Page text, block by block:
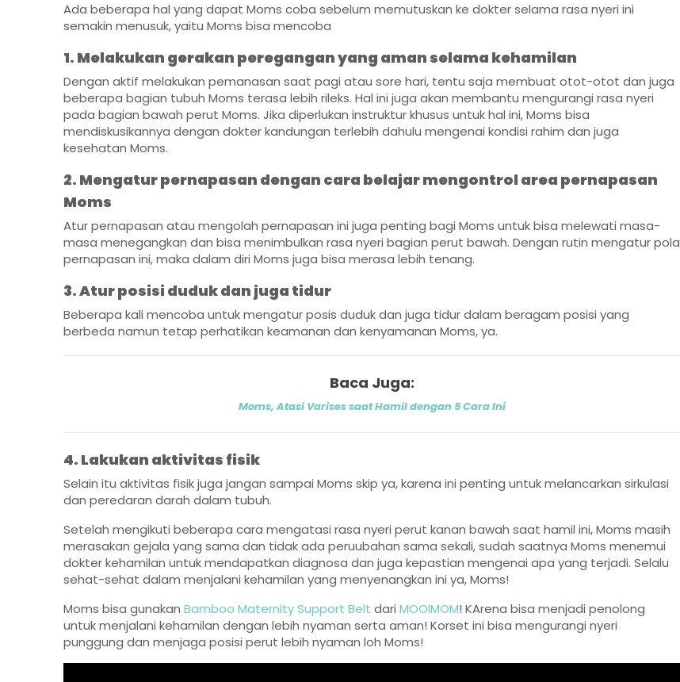
Ada beberapa hal yang dapat Moms coba sebelum memutuskan ke dokter selama rasa nyeri ini
semakin menusuk, yaitu Moms bisa mencoba
1. Melakukan gerakan peregangan yang aman selama kehamilan
Dengan aktif melakukan pemanasan saat pagi atau sore hari, tentu saja membuat otot-otot dan juga
beberapa bagian tubuh Moms terasa lebih rileks. Hal ini juga akan membantu mengurangi rasa nyeri
pada bagian bawah perut Moms. Jika diperlukan instruktur khusus untuk hal ini, Moms bisa
mendiskusikannya dengan dokter kandungan terlebih dahulu mengenai kondisi rahim dan juga
kesehatan Moms.
2. Mengatur pernapasan dengan cara belajar mengontrol area pernapasan
Moms
Atur pernapasan atau mengolah pernapasan ini juga penting bagi Moms untuk bisa melewati masa-
masa menegangkan dan bisa menimbulkan rasa nyeri bagian perut bawah. Dengan rutin mengatur pola
pernapasan ini, maka dalam diri Moms juga bisa merasa lebih tenang.
3. Atur posisi duduk dan juga tidur
Beberapa kali mencoba untuk mengatur posis duduk dan juga tidur dalam beragam posisi yang
berbeda namun tetap perhatikan keamanan dan kenyamanan Moms, ya.
Baca Juga:
Moms, Atasi Varises saat Hamil dengan 5 Cara Ini
4. Lakukan aktivitas fisik
Selain itu aktivitas fisik juga jangan sampai Moms skip ya, karena ini penting untuk melancarkan sirkulasi
dan peredaran darah dalam tubuh.
Setelah mengikuti beberapa cara mengatasi rasa nyeri perut kanan bawah saat hamil ini, Moms masih
merasakan gejala yang sama dan tidak ada peruubahan sama sekali, sudah saatnya Moms menemui
dokter kehamilan untuk mendapatkan diagnosa dan juga kepastian mengenai apa yang terjadi. Selalu
sehat-sehat dalam menjalani kehamilan yang menyenangkan ini ya, Moms!
Moms bisa gunakan Bamboo Maternity Support Belt dari MOOIMOM! KArena bisa menjadi penolong
untuk menjalani kehamilan dengan lebih nyaman serta aman! Korset ini bisa mengurangi nyeri
punggung dan menjaga posisi perut lebih nyaman loh Moms!